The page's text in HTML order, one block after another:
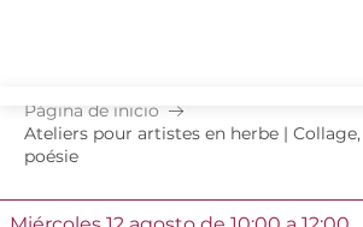
principal
Página de inicio
Ateliers pour artistes en herbe |
poésie